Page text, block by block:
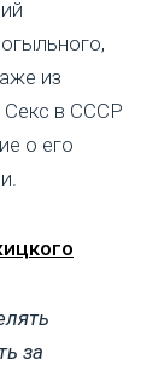
из
Секс в СССР
о его
за